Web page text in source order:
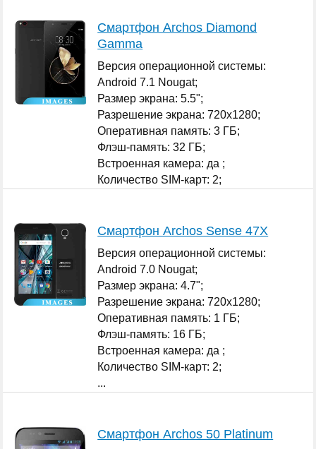
Смартфон Archos Diamond
Gamma
Версия операционной системы:
Android 7.1 Nougat;
Размер экрана: 5.5";
Разрешение экрана: 720x1280;
Оперативная память: 3 ГБ;
Флэш-память: 32 ГБ;
Встроенная камера: да ;
Количество SIM-карт: 2;
Смартфон Archos Sense 47X
Версия операционной системы:
Android 7.0 Nougat;
Размер экрана: 4.7";
Разрешение экрана: 720x1280;
Оперативная память: 1 ГБ;
Флэш-память: 16 ГБ;
Встроенная камера: да ;
Количество SIM-карт: 2;
...
Смартфон Archos 50 Platinum